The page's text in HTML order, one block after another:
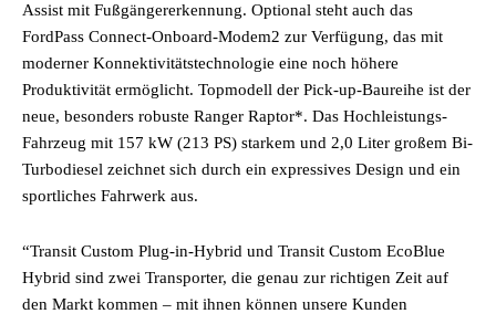
Assist mit Fußgängererkennung. Optional steht auch das
FordPass Connect-Onboard-Modem2 zur Verfügung, das mit
moderner Konnektivitätstechnologie eine noch höhere
Produktivität ermöglicht. Topmodell der Pick-up-Baureihe ist der
neue, besonders robuste Ranger Raptor*. Das Hochleistungs-
Fahrzeug mit 157 kW (213 PS) starkem und 2,0 Liter großem Bi-
Turbodiesel zeichnet sich durch ein expressives Design und ein
sportliches Fahrwerk aus.
“Transit Custom Plug-in-Hybrid und Transit Custom EcoBlue
Hybrid sind zwei Transporter, die genau zur richtigen Zeit auf
den Markt kommen – mit ihnen können unsere Kunden